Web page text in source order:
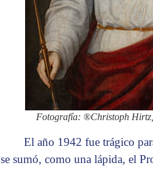
Fotografía: ®Christoph
El año 1942 fue trágico
se sumó, como una lápida, el